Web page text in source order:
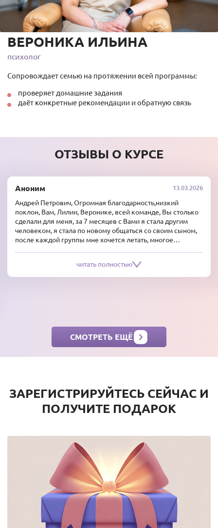
ВЕРОНИКА ИЛЬИНА
психолог
Сопровождает семью на протяжении всей программы:
проверяет домашние задания
даёт конкретные рекомендации и обратную связь
ОТЗЫВЫ О КУРСЕ
Аноним 13.03.2026
Андрей Петрович, Огромная благодарность,низкий
поклон, Вам, Лилии, Веронике, всей команде, Вы столько
сделали для меня, за 7 месяцев с Вами я стала другим
человеком, я стала по новому общаться со своим сыном,
после каждой группы мне хочется летать, многое
читать полностью
СМОТРЕТЬ ЕЩЁ
ЗАРЕГИСТРИРУЙТЕСЬ СЕЙЧАС И
ПОЛУЧИТЕ ПОДАРОК